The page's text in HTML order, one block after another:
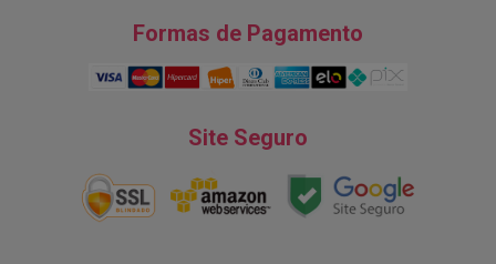
Formas de Pagamento
Site Seguro